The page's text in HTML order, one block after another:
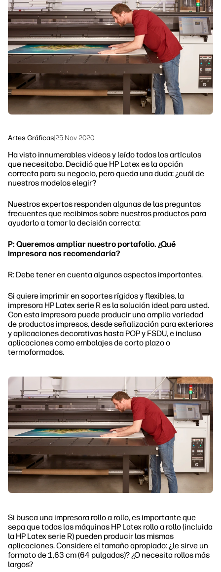
Ponte en contacto con un experto de
HP PrintOS
Síguenos
linkedInfacebook
twitteryoutube
Soluciones de flujo de trabajo
Sostenibilidad
Artes Gráficas|25 Nov 2020
Ha visto innumerables videos y leído todos los artículos
que necesitaba. Decidió que HP Latex es la opción
correcta para su negocio, pero queda una duda: ¿cuál de
nuestros modelos elegir?
Nuestros expertos responden algunas de las preguntas
frecuentes que recibimos sobre nuestros productos para
ayudarlo a tomar la decisión correcta:
P: Queremos ampliar nuestro portafolio. ¿Qué
impresora nos recomendaría?
R: Debe tener en cuenta algunos aspectos importantes.
Si quiere imprimir en soportes rígidos y flexibles, la
impresora HP Latex serie R es la solución ideal para usted.
Con esta impresora puede producir una amplia variedad
de productos impresos, desde señalización para exteriores
y aplicaciones decorativas hasta POP y FSDU, e incluso
aplicaciones como embalajes de corto plazo o
termoformados.
Si busca una impresora rollo a rollo, es importante que
sepa que todas las máquinas HP Latex rollo a rollo (incluida
la HP Latex serie R) pueden producir las mismas
aplicaciones. Considere el tamaño apropiado: ¿le sirve un
formato de 1,63 cm (64 pulgadas)? ¿O necesita rollos más
largos?